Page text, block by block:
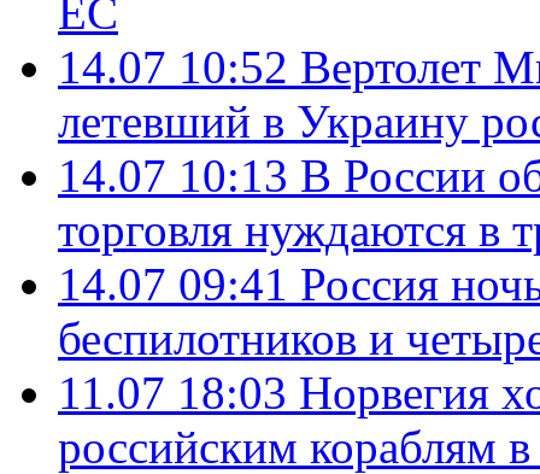
ЕС
14.07 10:52 Вертолет
летевший в Украину
14.07 10:13 В России
торговля нуждаются в
14.07 09:41 Россия
беспилотников и
11.07 18:03 Норвегия
российским кораблям